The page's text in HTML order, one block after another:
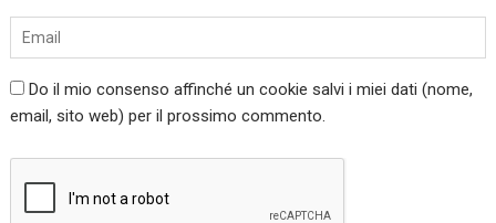
Do il mio consenso affinché un cookie salvi i miei dati (nome,
email, sito web) per il prossimo commento.